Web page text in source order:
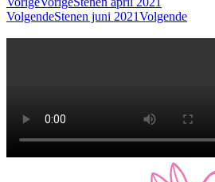
VolgendeStenen juni 2021Volgende